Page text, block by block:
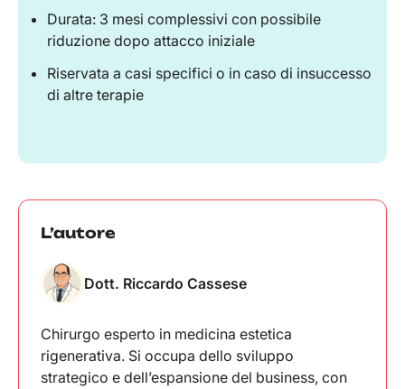
Durata: 3 mesi complessivi con possibile
riduzione dopo attacco iniziale
Riservata a casi specifici o in caso di insuccesso
di altre terapie
L’autore
Dott. Riccardo Cassese
Chirurgo esperto in medicina estetica
rigenerativa. Si occupa dello sviluppo
strategico e dell’espansione del business, con